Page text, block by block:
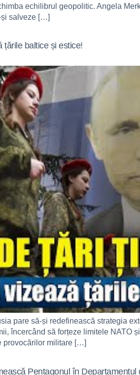
echilibrul geopolitic. Angela
și salveze […]
țările baltice și estice!
pare să-și redefinească strategia
încercând să forțeze limitele NATO
provocărilor militare […]
Pentagonul în